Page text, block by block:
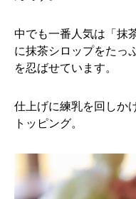
中でも一番人気は「抹
に抹茶シロップをたっ
を忍ばせています。
仕上げに練乳を回しか
トッピング。